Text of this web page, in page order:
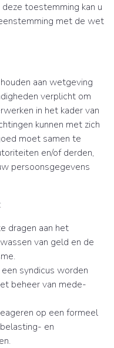
toestemming kan u
met de wet
aan wetgeving
verplicht om
in het kader van
kunnen met zich
moet samen te
en/of derden,
persoonsgegevens
dragen aan het
van geld en de
syndicus worden
beheer van mede-
op een formeel
en